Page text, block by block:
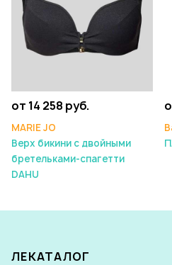
от 14 258 руб.
MARIE JO
Верх бикини с двойными
бретельками-спагетти
DAHU
ЛЕКАТАЛОГ